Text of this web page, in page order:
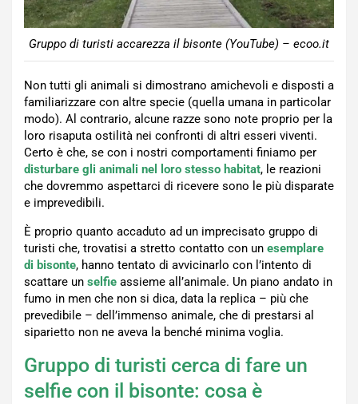
Gruppo di turisti accarezza il bisonte (YouTube) – ecoo.it
Non tutti gli animali si dimostrano amichevoli e disposti a
familiarizzare con altre specie (quella umana in particolar
modo). Al contrario, alcune razze sono note proprio per la
loro risaputa ostilità nei confronti di altri esseri viventi.
Certo è che, se con i nostri comportamenti finiamo per
disturbare gli animali nel loro stesso habitat, le reazioni
che dovremmo aspettarci di ricevere sono le più disparate
e imprevedibili.
È proprio quanto accaduto ad un imprecisato gruppo di
turisti che, trovatisi a stretto contatto con un esemplare
di bisonte, hanno tentato di avvicinarlo con l’intento di
scattare un selfie assieme all’animale. Un piano andato in
fumo in men che non si dica, data la replica – più che
prevedibile – dell’immenso animale, che di prestarsi al
siparietto non ne aveva la benché minima voglia.
Gruppo di turisti cerca di fare un
selfie con il bisonte: cosa è